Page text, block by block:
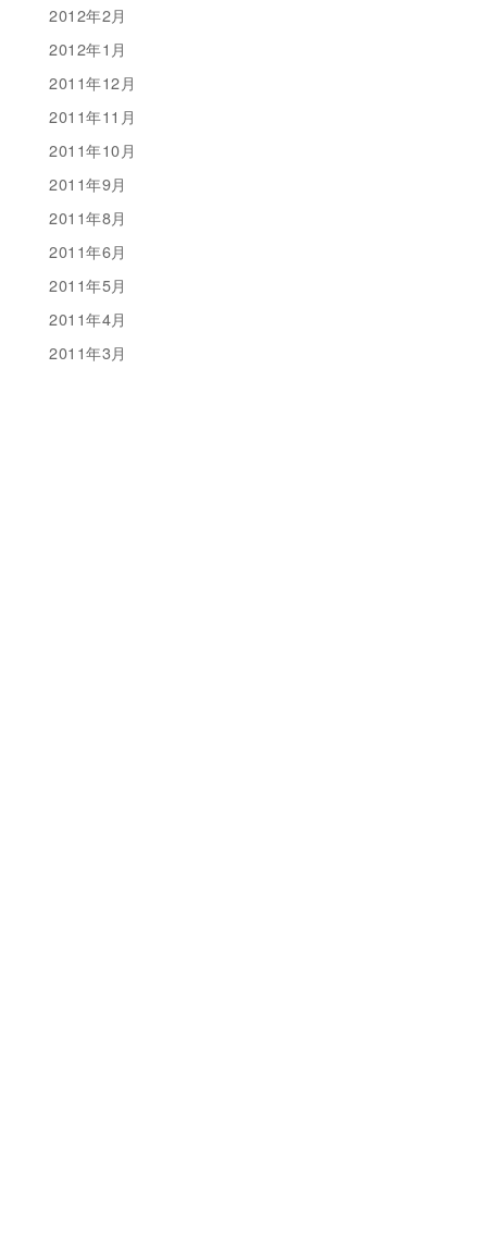
2012年2月
2012年1月
2011年12月
2011年11月
2011年10月
2011年9月
2011年8月
2011年6月
2011年5月
2011年4月
2011年3月